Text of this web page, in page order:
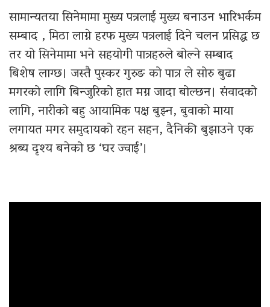
सामान्यतया सिनेमामा मुख्य पत्रलाई मुख्य बनाउन भारिभर्कम
सम्बाद , मिठा लाग्ने हरफ मुख्य पत्रलाई दिने चलन प्रसिद्ध छ
तर यो सिनेमामा भने सहयोगी पात्रहरुले बोल्ने सम्बाद
बिशेष लाग्छ। जस्तै पुस्कर गुरुङ को पात्र ले सोरु बुढा
मगरको लागि बिन्जुरिको हात मग्न जादा बोल्छन। संवादको
लागि, नारीको बहु आयामिक पक्ष बुझ्न, बुवाको माया
लगायत मगर समुदायको रहन सहन, दैनिकी बुझाउने एक
श्रब्य दृश्य बनेको छ ‘घर ज्वाई’।